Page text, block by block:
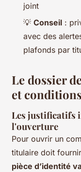
joint
💡 Conseil :
avec des
plafonds par
Le dossier
et
Les justificatifs
l'ouverture
Pour ouvrir un
titulaire doit
pièce d’identité